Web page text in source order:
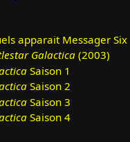
apparait Messager Six
Galactica(2003)
Saison 1
Saison 2
Saison 3
Saison 4